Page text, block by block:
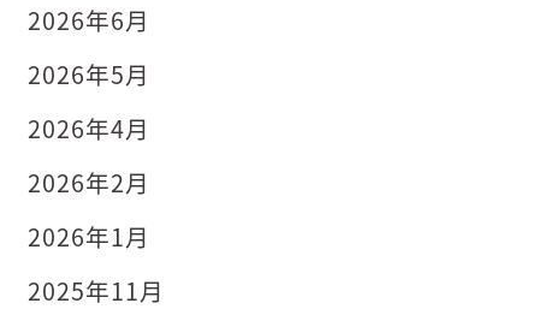
2026年6月
2026年5月
2026年4月
2026年2月
2026年1月
2025年11月